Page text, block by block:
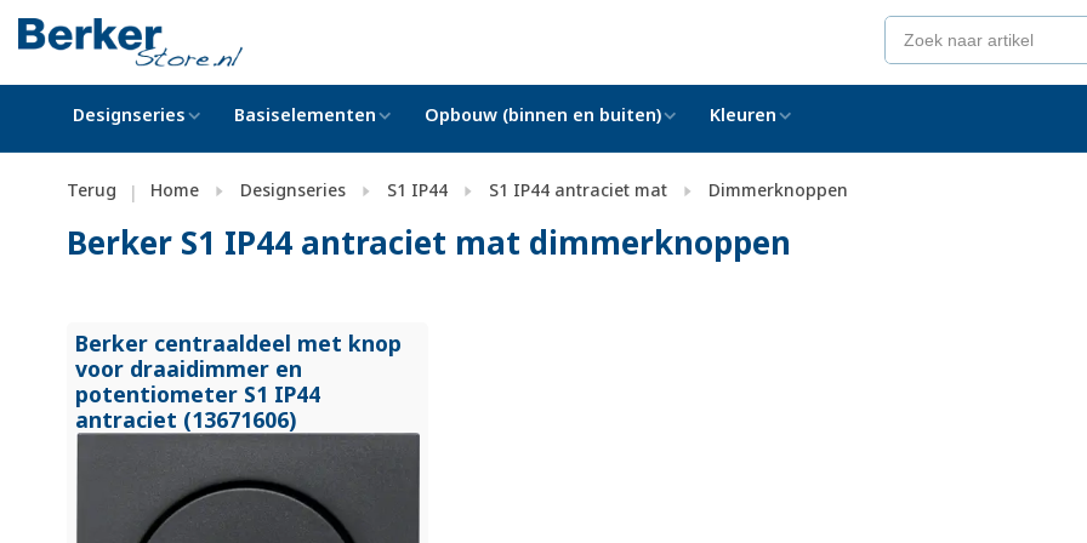
Designseries Basiselementen Opbouw (binnen en buiten) Kleuren
Terug | Home Designseries S1 IP44 S1 IP44 antraciet mat Dimmerknoppen
Berker S1 IP44 antraciet mat dimmerknoppen
Berker centraaldeel met knop
voor draaidimmer en
potentiometer S1 IP44
antraciet (13671606)